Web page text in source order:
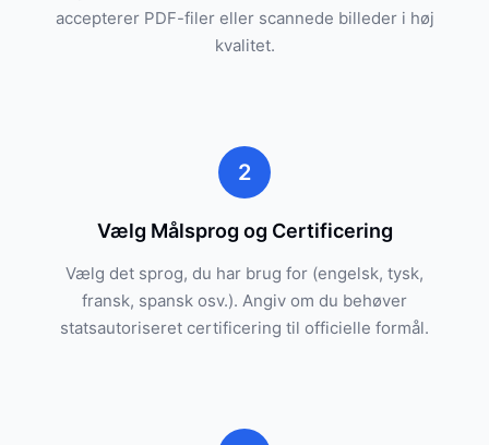
accepterer PDF-filer eller scannede billeder i høj
kvalitet.
2
Vælg Målsprog og Certificering
Vælg det sprog, du har brug for (engelsk, tysk,
fransk, spansk osv.). Angiv om du behøver
statsautoriseret certificering til officielle formål.